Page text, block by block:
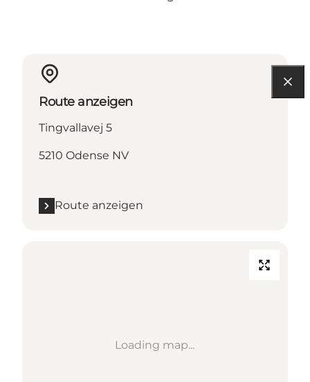
Route anzeigen
Tingvallavej 5
5210 Odense NV
Route anzeigen
Loading map...